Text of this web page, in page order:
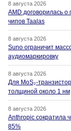
8 августа 2026
AMD договорилась
чипов Taalas
8 августа 2026
Suno ограничит
аудиомаркировку
8 августа 2026
Для MoS₂-
толщиной около 1 нм
8 августа 2026
Anthropic сократила
85%